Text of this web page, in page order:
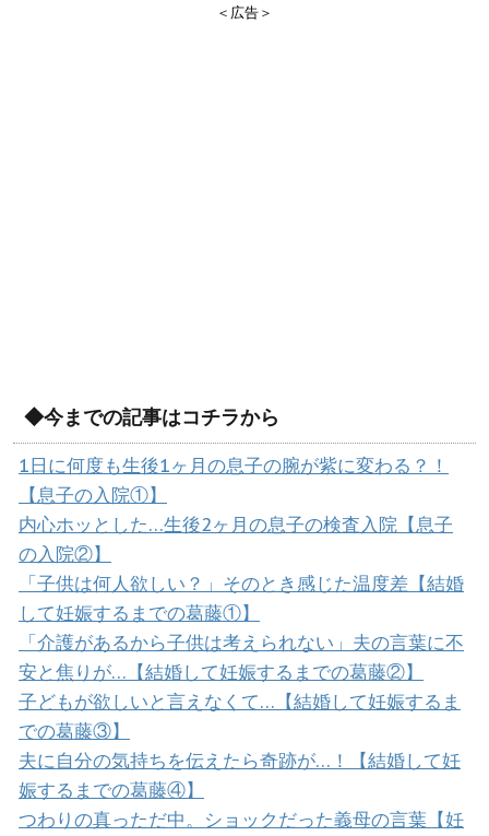
＜広告＞
◆今までの記事はコチラから
1日に何度も生後1ヶ月の息子の腕が紫に変わる？！
【息子の入院①】
内心ホッとした…生後2ヶ月の息子の検査入院【息子
の入院②】
「子供は何人欲しい？」そのとき感じた温度差【結婚
して妊娠するまでの葛藤①】
「介護があるから子供は考えられない」夫の言葉に不
安と焦りが…【結婚して妊娠するまでの葛藤②】
子どもが欲しいと言えなくて…【結婚して妊娠するま
での葛藤③】
夫に自分の気持ちを伝えたら奇跡が…！【結婚して妊
娠するまでの葛藤④】
つわりの真っただ中。ショックだった義母の言葉【妊